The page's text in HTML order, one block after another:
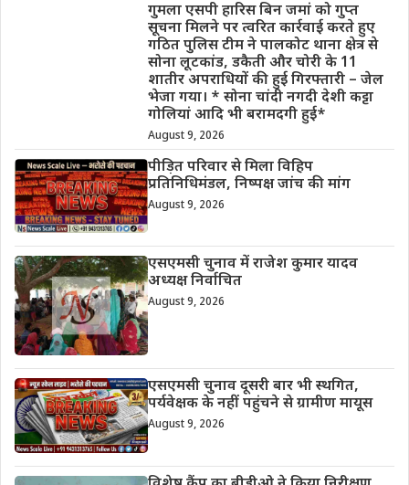
गुमला एसपी हारिस बिन जमां को गुप्त
सूचना मिलने पर त्वरित कार्रवाई करते हुए
गठित पुलिस टीम ने पालकोट थाना क्षेत्र से
सोना लूटकांड, डकैती और चोरी के 11
शातीर अपराधियों की हुई गिरफ्तारी – जेल
भेजा गया। * सोना चांदी नगदी देशी कट्टा
गोलियां आदि भी बरामदगी हुई*
August 9, 2026
पीड़ित परिवार से मिला विहिप
प्रतिनिधिमंडल, निष्पक्ष जांच की मांग
August 9, 2026
एसएमसी चुनाव में राजेश कुमार यादव
अध्यक्ष निर्वाचित
August 9, 2026
एसएमसी चुनाव दूसरी बार भी स्थगित,
पर्यवेक्षक के नहीं पहुंचने से ग्रामीण मायूस
August 9, 2026